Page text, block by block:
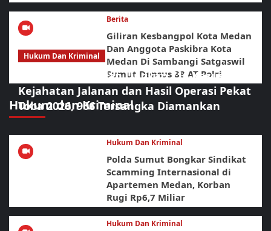
Berita
Giliran Kesbangpol Kota Medan
Dan Anggota Paskibra Kota
Medan Di Sambangi Satgaswil
Sumut Densus 88 AT Polri
Hukum dan Kriminal
Hukum Dan Kriminal
Polrestabes Medan Ungkap 716 Kasus
Kejahatan Jalanan dan Hasil Operasi Pekat
Toba 2026, 906 Tersangka Diamankan
Hukum Dan Kriminal
Polda Sumut Bongkar Sindikat
Scamming Internasional di
Apartemen Medan, Korban
Rugi Rp6,7 Miliar
Hukum Dan Kriminal